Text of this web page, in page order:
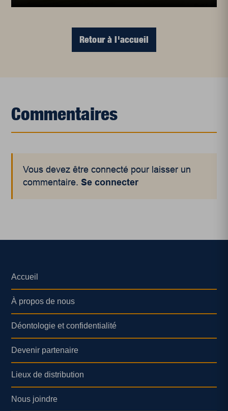
Retour à l'accueil
Commentaires
Vous devez être connecté pour laisser un
commentaire.Se connecter
Accueil
À propos de nous
Déontologie et confidentialité
Devenir partenaire
Lieux de distribution
Nous joindre